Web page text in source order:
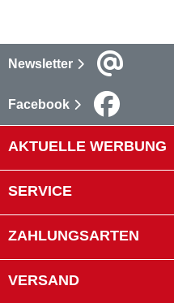
Newsletter
Facebook
AKTUELLE WERBUNG
SERVICE
ZAHLUNGSARTEN
VERSAND